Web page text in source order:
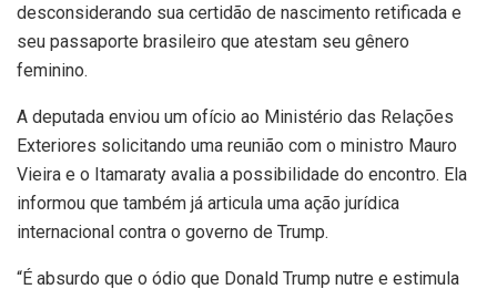
desconsiderando sua certidão de nascimento retificada e
seu passaporte brasileiro que atestam seu gênero
feminino.
A deputada enviou um ofício ao Ministério das Relações
Exteriores solicitando uma reunião com o ministro Mauro
Vieira e o Itamaraty avalia a possibilidade do encontro. Ela
informou que também já articula uma ação jurídica
internacional contra o governo de Trump.
“É absurdo que o ódio que Donald Trump nutre e estimula